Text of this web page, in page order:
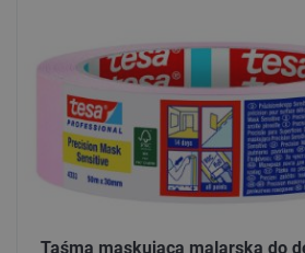
Taśma maskująca malarska do